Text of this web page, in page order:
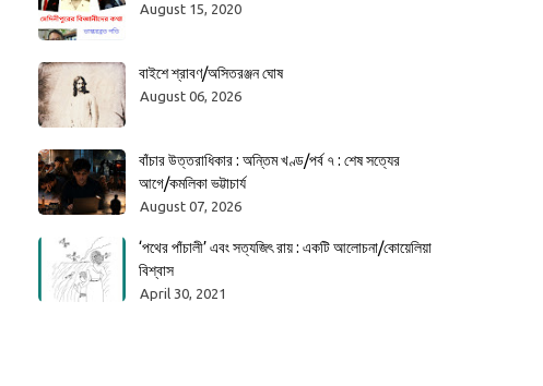
August 15, 2020
বাইশে শ্রাবণ/অসিতরঞ্জন ঘোষ
August 06, 2026
বাঁচার উত্তরাধিকার : অন্তিম খণ্ড/পর্ব ৭ : শেষ সত্যের
আগে/কমলিকা ভট্টাচার্য
August 07, 2026
‘পথের পাঁচালী’ এবং সত্যজিৎ রায় : একটি আলোচনা/কোয়েলিয়া
বিশ্বাস
April 30, 2021